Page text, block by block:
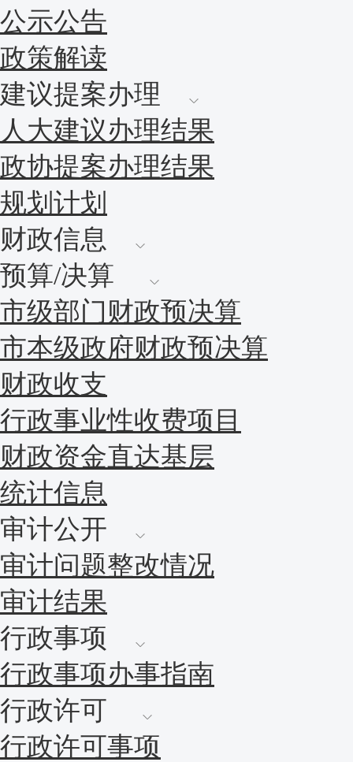
公示公告
政策解读
建议提案办理
人大建议办理结果
政协提案办理结果
规划计划
财政信息
预算/决算
市级部门财政预决算
市本级政府财政预决算
财政收支
行政事业性收费项目
财政资金直达基层
统计信息
审计公开
审计问题整改情况
审计结果
行政事项
行政事项办事指南
行政许可
行政许可事项